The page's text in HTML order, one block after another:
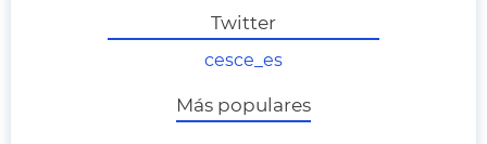
Twitter
cesce_es
Más populares